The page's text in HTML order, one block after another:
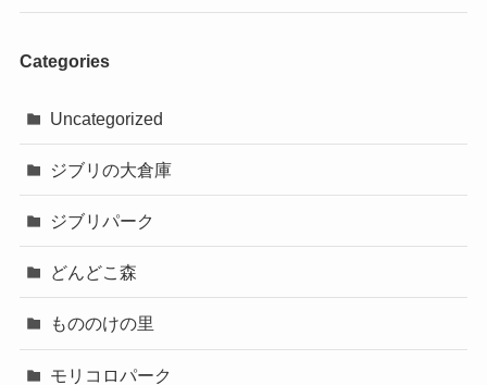
Categories
Uncategorized
ジブリの大倉庫
ジブリパーク
どんどこ森
もののけの里
モリコロパーク